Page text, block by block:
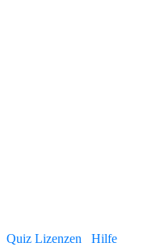
Quiz Lizenzen Hilfe